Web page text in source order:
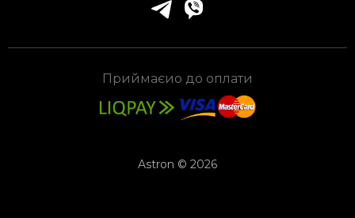
Приймаєио до оплати
Astron © 2026